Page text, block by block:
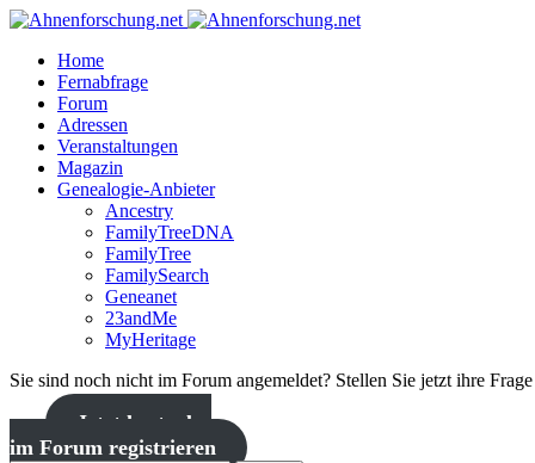
Home
Fernabfrage
Forum
Adressen
Veranstaltungen
Magazin
Genealogie-Anbieter
Ancestry
FamilyTreeDNA
FamilyTree
FamilySearch
Geneanet
23andMe
MyHeritage
Sie sind noch nicht im Forum angemeldet? Stellen Sie jetzt ihre
Jetzt kostenlos
im Forum registrieren